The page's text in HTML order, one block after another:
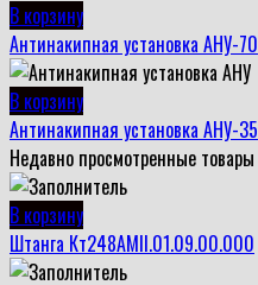
В корзину
Антинакипная установка АНУ-70
В корзину
Антинакипная установка АНУ-35
Недавно просмотренные товары
В корзину
Штанга Кт248АМII.01.09.00.000